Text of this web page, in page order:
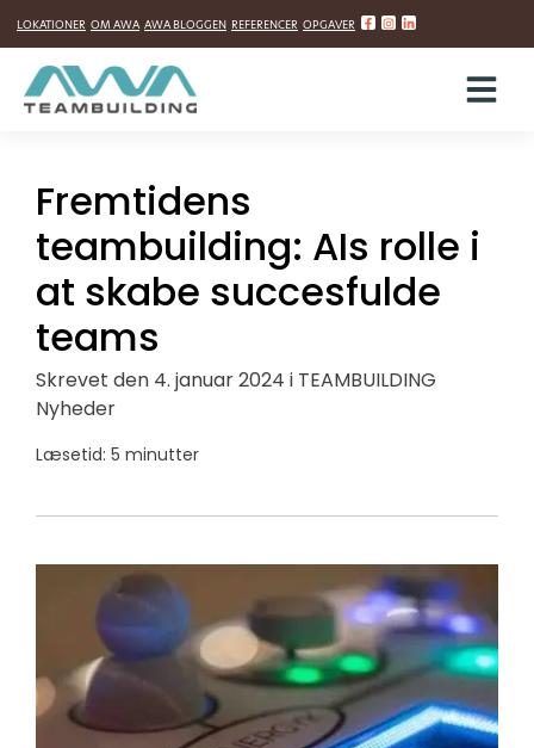
til
indholdet
LOKATIONER OM AWA AWA BLOGGEN REFERENCER OPGAVER
Fremtidens
teambuilding: AIs rolle i
at skabe succesfulde
teams
Skrevet den 4. januar 2024 i TEAMBUILDING
Nyheder
Læsetid: 5 minutter